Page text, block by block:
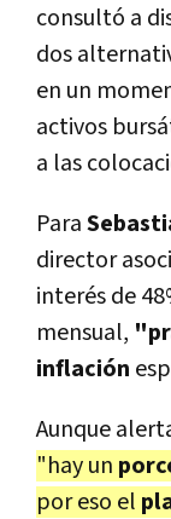
consultó a
dos
en un
activos
a las
Para
director
interés de
mensual,
inflación
Aunque
"hay un
por eso el